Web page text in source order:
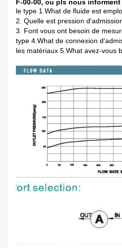
F-00-00, ou pls nous
le type 1.What de fluide est
2. Quelle est pression
3. Font vous ont besoin de
type 4.What de connexion
les matériaux 5.What avez-vous